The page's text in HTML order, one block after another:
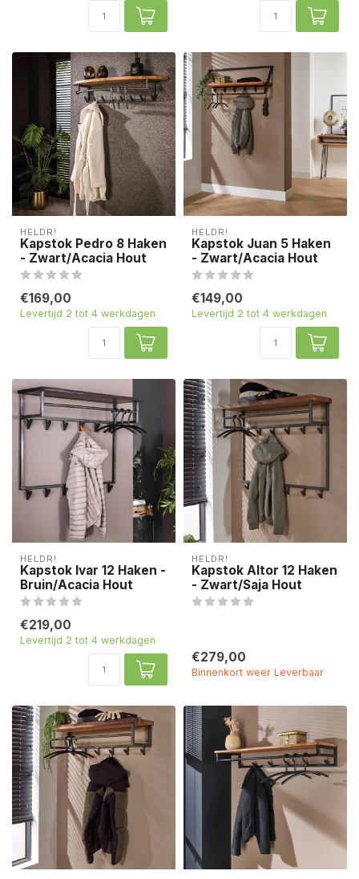
HELDR!
Kapstok Pedro 8 Haken
- Zwart/Acacia Hout
€169,00
Levertijd 2 tot 4 werkdagen
HELDR!
Kapstok Juan 5 Haken
- Zwart/Acacia Hout
€149,00
Levertijd 2 tot 4 werkdagen
HELDR!
Kapstok Ivar 12 Haken -
Bruin/Acacia Hout
€219,00
Levertijd 2 tot 4 werkdagen
HELDR!
Kapstok Altor 12 Haken
- Zwart/Saja Hout
€279,00
Binnenkort weer Leverbaar